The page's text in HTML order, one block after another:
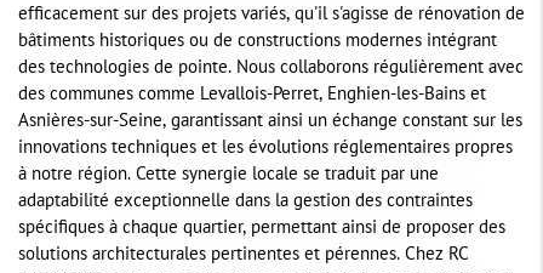
efficacement sur des projets variés, qu'il s'agisse de rénovation de
bâtiments historiques ou de constructions modernes intégrant
des technologies de pointe. Nous collaborons régulièrement avec
des communes comme Levallois-Perret, Enghien-les-Bains et
Asnières-sur-Seine, garantissant ainsi un échange constant sur les
innovations techniques et les évolutions réglementaires propres
à notre région. Cette synergie locale se traduit par une
adaptabilité exceptionnelle dans la gestion des contraintes
spécifiques à chaque quartier, permettant ainsi de proposer des
solutions architecturales pertinentes et pérennes. Chez RC